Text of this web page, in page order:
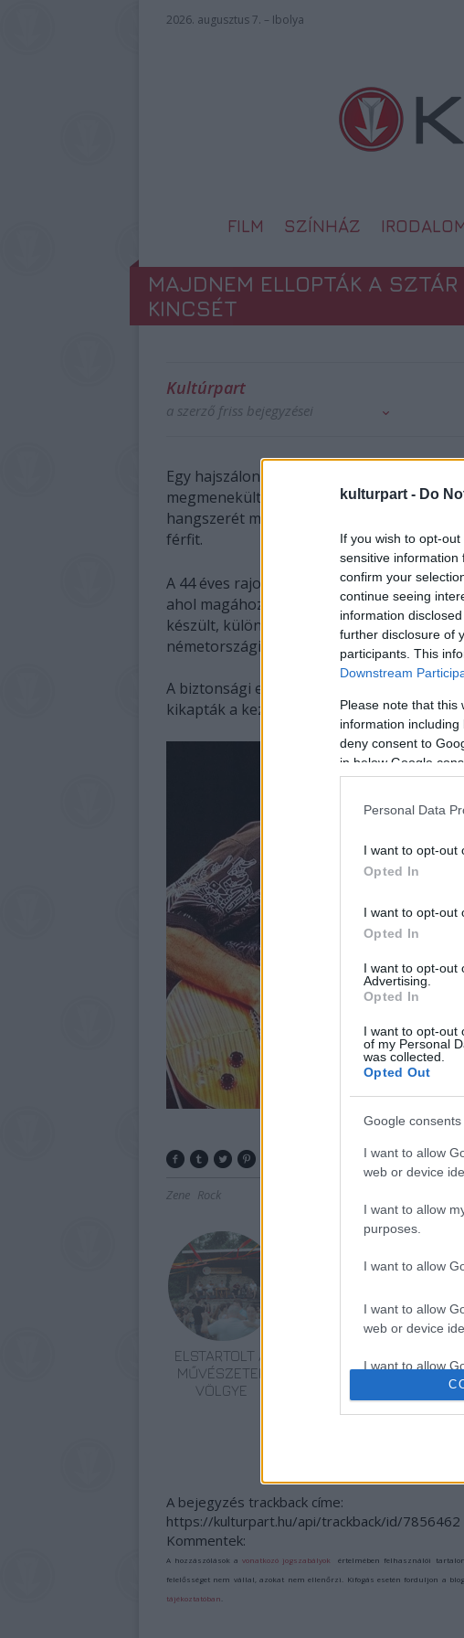
kulturpart - Do
If you wish to opt-
sensitive information
confirm your
continue seeing
information
further disclosure of
participants. This
Downstream
Please note that this
information
deny consent to
in below Google
Personal Data
I want to opt-out
Opted In
I want to opt-out
Opted In
I want to opt-out
Advertising.
Opted In
I want to opt-out
of my Personal
was collected.
Opted Out
Google consents
I want to allow
web or device
I want to allow
purposes.
I want to allow
I want to allow
web or device
I want to allow
authentication
2026. augusztus 7. – Ibolya
FILM SZÍNHÁZ
MAJDNEM ELLOPTÁK A SZTÁR
KINCSÉT
Kultúrpart
a szerző friss bejegyzései
Egy hajszálon múlt, hogy németországi
megmenekült az enyves kezektől: a 62
hangszerét már magához vette a német
férfit.
A 44 éves rajongó a zenész kedd esti
ahol magához ragadta az elektromos
készült, külön Carlos Santana számára,
németországi város rendőrségi szóvivője
A biztonsági emberek azonban
kikapták a kezéből a gitárt. A rajongót
Zene Rock
ELSTARTOLT A
MŰVÉSZETEK
VÖLGYE
ÜNNEPE
A bejegyzés trackback címe:
https://kulturpart.hu/api/trackback/id/7856462
Kommentek:
A hozzászólások avonatkozó jogszabályok értelmében felhasználói
felelősséget nem vállal, azokat nem ellenőrzi. Kifogás esetén forduljon a
tájékoztatóban